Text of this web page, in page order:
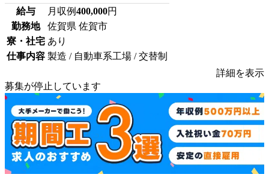
給与 月収例400,000円
勤務地
佐賀県 佐賀市
寮・社宅 あり
仕事内容 製造 / 自動車系工場 / 交替制
詳細を表示
募集が停止しています